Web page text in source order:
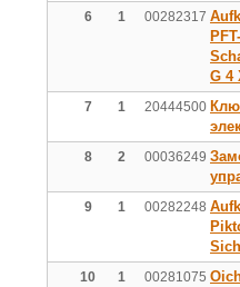
6 1 00282317
G 4
7 1 20444500
8 2 00036249
9 1 00282248
10 1 00281075